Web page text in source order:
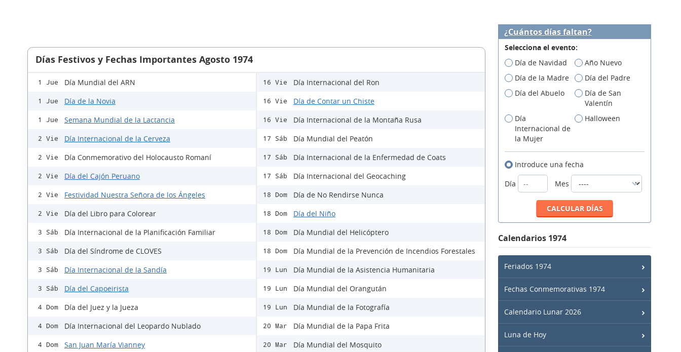
Días Festivos y Fechas Importantes Agosto 1974
1 Jue Día Mundial del ARN
1 Jue Día de la Novia
1 Jue Semana Mundial de la Lactancia
2 Vie Día Internacional de la Cerveza
2 Vie Día Conmemorativo del Holocausto Romaní
2 Vie Día del Cajón Peruano
2 Vie Festividad Nuestra Señora de los Ángeles
2 Vie Día del Libro para Colorear
3 Sáb Día Internacional de la Planificación Familiar
3 Sáb Día del Síndrome de CLOVES
3 Sáb Día Internacional de la Sandía
3 Sáb Día del Capoeirista
4 Dom Día del Juez y la Jueza
4 Dom Día Internacional del Leopardo Nublado
4 Dom San Juan María Vianney
16 Vie Día Internacional del Ron
16 Vie Día de Contar un Chiste
16 Vie Día Internacional de la Montaña Rusa
17 Sáb Día Mundial del Peatón
17 Sáb Día Internacional de la Enfermedad de Coats
17 Sáb Día Internacional del Geocaching
18 Dom Día de No Rendirse Nunca
18 Dom Día del Niño
18 Dom Día Mundial del Helicóptero
18 Dom Día Mundial de la Prevención de Incendios Forestales
19 Lun Día Mundial de la Asistencia Humanitaria
19 Lun Día Mundial del Orangután
19 Lun Día Mundial de la Fotografía
20 Mar Día Mundial de la Papa Frita
20 Mar Día Mundial del Mosquito
¿Cuántos días faltan?
Selecciona el evento:
Día de Navidad
Año Nuevo
Día de la Madre
Día del Padre
Día del Abuelo
Día de San
Valentín
Día
Internacional de
la Mujer
Halloween
Introduce una fecha
Día
Mes
Calendarios 1974
Feriados 1974
Fechas Conmemorativas 1974
Calendario Lunar 2026
Luna de Hoy